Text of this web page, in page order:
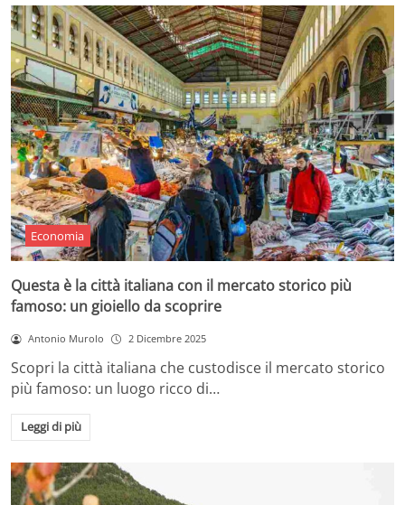
Economia
Questa è la città italiana con il mercato storico più
famoso: un gioiello da scoprire
Antonio Murolo 2 Dicembre 2025
Scopri la città italiana che custodisce il mercato storico
più famoso: un luogo ricco di…
Leggi di più